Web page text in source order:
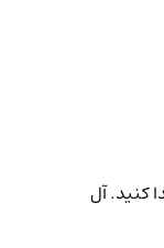
کنید. آل